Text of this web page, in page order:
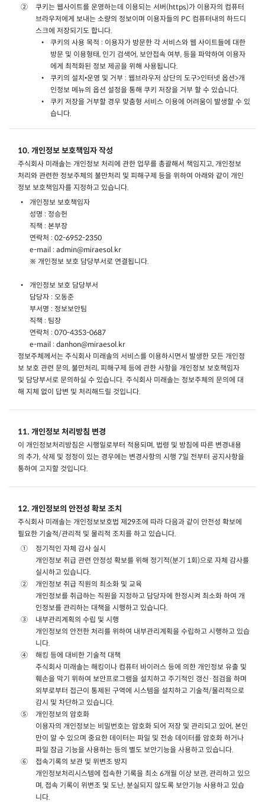
쿠키는 웹사이트를 운영하는데 이용되는 서버(https)가 이용자의 컴퓨터
브라우저에게 보내는 소량의 정보이며 이용자들의 PC 컴퓨터내의 하드디
스크에 저장되기도 합니다.
쿠키의 사용 목적 : 이용자가 방문한 각 서비스와 웹 사이트들에 대한
방문 및 이용형태, 인기 검색어, 보안접속 여부, 등을 파악하여 이용자
에게 최적화된 정보 제공을 위해 사용됩니다.
쿠키의 설치•운영 및 거부 : 웹브라우저 상단의 도구>인터넷 옵션>개
인정보 메뉴의 옵션 설정을 통해 쿠키 저장을 거부 할 수 있습니다.
쿠키 저장을 거부할 경우 맞춤형 서비스 이용에 어려움이 발생할 수 있
습니다.
10. 개인정보 보호책임자 작성
주식회사 미래솔는 개인정보 처리에 관한 업무를 총괄해서 책임지고, 개인정보
처리와 관련한 정보주체의 불만처리 및 피해구제 등을 위하여 아래와 같이 개인
정보 보호책임자를 지정하고 있습니다.
개인정보 보호책임자
성명 : 정승헌
직책 : 본부장
연락처 : 02-6952-2350
e-mail : admin@miraesol.kr
※ 개인정보 보호 담당부서로 연결됩니다.
개인정보 보호 담당부서
담당자 : 오동준
부서명 : 정보보안팀
직책 : 팀장
연락처 : 070-4353-0687
e-mail : danhon@miraesol.kr
정보주체께서는 주식회사 미래솔의 서비스를 이용하시면서 발생한 모든 개인정
보 보호 관련 문의, 불만처리, 피해구제 등에 관한 사항을 개인정보 보호책임자
및 담당부서로 문의하실 수 있습니다. 주식회사 미래솔는 정보주체의 문의에 대
해 지체 없이 답변 및 처리해드릴 것입니다.
11. 개인정보 처리방침 변경
이 개인정보처리방침은 시행일로부터 적용되며, 법령 및 방침에 따른 변경내용
의 추가, 삭제 및 정정이 있는 경우에는 변경사항의 시행 7일 전부터 공지사항을
통하여 고지할 것입니다.
12. 개인정보의 안전성 확보 조치
주식회사 미래솔는 개인정보보호법 제29조에 따라 다음과 같이 안전성 확보에
필요한 기술적/관리적 및 물리적 조치를 하고 있습니다.
정기적인 자체 감사 실시
개인정보 취급 관련 안정성 확보를 위해 정기적(분기 1회)으로 자체 감사를
실시하고 있습니다.
개인정보 취급 직원의 최소화 및 교육
개인정보를 취급하는 직원을 지정하고 담당자에 한정시켜 최소화 하여 개
인정보를 관리하는 대책을 시행하고 있습니다.
내부관리계획의 수립 및 시행
개인정보의 안전한 처리를 위하여 내부관리계획을 수립하고 시행하고 있습
니다.
해킹 등에 대비한 기술적 대책
주식회사 미래솔는 해킹이나 컴퓨터 바이러스 등에 의한 개인정보 유출 및
훼손을 막기 위하여 보안프로그램을 설치하고 주기적인 갱신·점검을 하며
외부로부터 접근이 통제된 구역에 시스템을 설치하고 기술적/물리적으로
감시 및 차단하고 있습니다.
개인정보의 암호화
이용자의 개인정보는 비밀번호는 암호화 되어 저장 및 관리되고 있어, 본인
만이 알 수 있으며 중요한 데이터는 파일 및 전송 데이터를 암호화 하거나
파일 잠금 기능을 사용하는 등의 별도 보안기능을 사용하고 있습니다.
접속기록의 보관 및 위변조 방지
개인정보처리시스템에 접속한 기록을 최소 6개월 이상 보관, 관리하고 있으
며, 접속 기록이 위변조 및 도난, 분실되지 않도록 보안기능 사용하고 있습
니다.